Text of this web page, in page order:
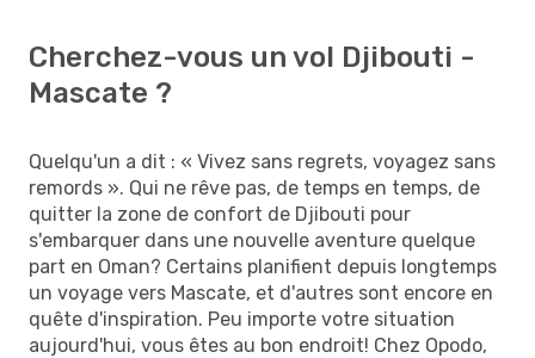
Cherchez-vous un vol Djibouti -
Mascate ?
Quelqu'un a dit : « Vivez sans regrets, voyagez sans
remords ». Qui ne rêve pas, de temps en temps, de
quitter la zone de confort de Djibouti pour
s'embarquer dans une nouvelle aventure quelque
part en Oman? Certains planifient depuis longtemps
un voyage vers Mascate, et d'autres sont encore en
quête d'inspiration. Peu importe votre situation
aujourd'hui, vous êtes au bon endroit! Chez Opodo,